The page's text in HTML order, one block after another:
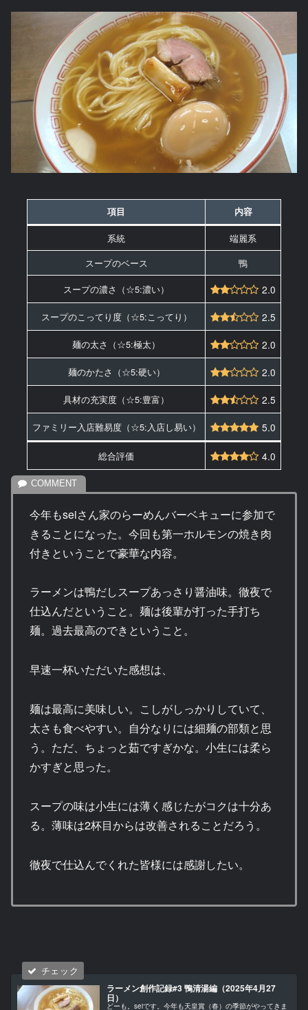
項目 内容
系統
端麗系
スープのベース
鴨
スープの濃さ（☆5:濃い）
2.0
スープのこってり度（☆5:こってり） 2.5
麺の太さ（☆5:極太） 2.0
麺のかたさ（☆5:硬い） 2.0
具材の充実度（☆5:豊富） 2.5
ファミリー入店難易度（☆5:入店し易い） 5.0
総合評価 4.0
今年もseiさん家のらーめんバーベキューに参加で
きることになった。今回も第一ホルモンの焼き肉
付きということで豪華な内容。
ラーメンは鴨だしスープあっさり醤油味。徹夜で
仕込んだということ。麺は後輩が打った手打ち
麺。過去最高のできということ。
早速一杯いただいた感想は、
麺は最高に美味しい。こしがしっかりしていて、
太さも食べやすい。自分なりには細麺の部類と思
う。ただ、ちょっと茹ですぎかな。小生には柔ら
かすぎと思った。
スープの味は小生には薄く感じたがコクは十分あ
る。薄味は2杯目からは改善されることだろう。
徹夜で仕込んでくれた皆様には感謝したい。
ラーメン創作記録#3 鴨清湯編（2025年4月27
日）
どーも。seiです。今年も天皇賞（春）の季節がやってきま